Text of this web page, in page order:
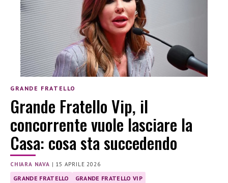
GRANDE FRATELLO
Grande Fratello Vip, il
concorrente vuole lasciare la
Casa: cosa sta succedendo
CHIARA NAVA | 15 APRILE 2026
GRANDE FRATELLO GRANDE FRATELLO VIP